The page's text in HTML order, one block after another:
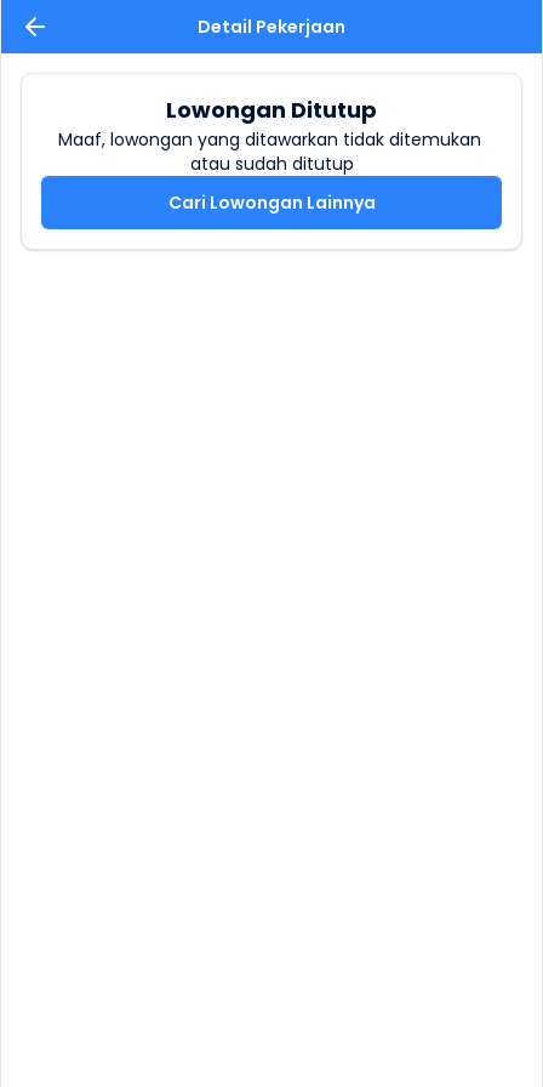
Detail Pekerjaan
Lowongan Ditutup
Maaf, lowongan yang ditawarkan tidak ditemukan
atau sudah ditutup
Cari Lowongan Lainnya